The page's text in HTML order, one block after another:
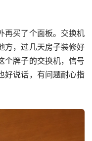
再买了个面板。交换机
方，过几天房子装修好
个牌子的交换机，信号
好说话，有问题耐心指